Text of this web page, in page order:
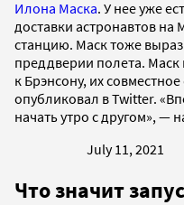
Илона Маска. У нее уже
доставки астронавтов
станцию. Маск тоже
преддверии полета. Маск
к Брэнсону, их
опубликовал в Twitter.
начать утро с другом», —
July 11, 2021
Что значит